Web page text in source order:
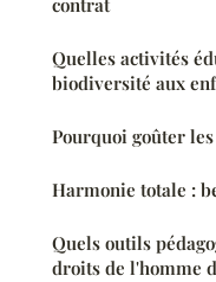
contrat
Quelles activités
biodiversité aux
Pourquoi goûter
Harmonie totale :
Quels outils
droits de l'homme